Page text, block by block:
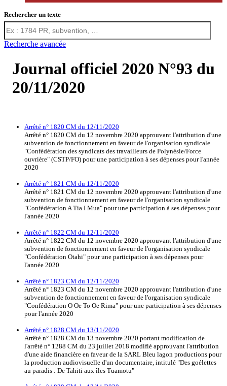
Rechercher un texte
Recherche avancée
Journal officiel 2020 N°93 du
20/11/2020
Arrêté n° 1820 CM du 12/11/2020
Arrêté n° 1820 CM du 12 novembre 2020 approuvant l'attribution d'une
subvention de fonctionnement en faveur de l'organisation syndicale
"Confédération des syndicats des travailleurs de Polynésie/Force
ouvrière" (CSTP/FO) pour une participation à ses dépenses pour l'année
2020
Arrêté n° 1821 CM du 12/11/2020
Arrêté n° 1821 CM du 12 novembre 2020 approuvant l'attribution d'une
subvention de fonctionnement en faveur de l'organisation syndicale
"Confédération A Tia I Mua" pour une participation à ses dépenses pour
l'année 2020
Arrêté n° 1822 CM du 12/11/2020
Arrêté n° 1822 CM du 12 novembre 2020 approuvant l'attribution d'une
subvention de fonctionnement en faveur de l'organisation syndicale
"Confédération Otahi" pour une participation à ses dépenses pour
l'année 2020
Arrêté n° 1823 CM du 12/11/2020
Arrêté n° 1823 CM du 12 novembre 2020 approuvant l'attribution d'une
subvention de fonctionnement en faveur de l'organisation syndicale
"Confédération O Oe To Oe Rima" pour une participation à ses dépenses
pour l'année 2020
Arrêté n° 1828 CM du 13/11/2020
Arrêté n° 1828 CM du 13 novembre 2020 portant modification de
l'arrêté n° 1288 CM du 23 juillet 2018 modifié approuvant l'attribution
d'une aide financière en faveur de la SARL Bleu lagon productions pour
la production audiovisuelle d'un documentaire, intitulé "Des goélettes
au paradis : De Tahiti aux îles Tuamotu"